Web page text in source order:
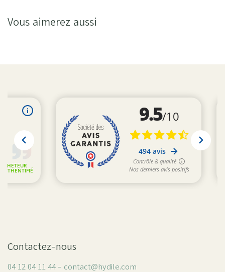
Vous aimerez aussi
Contactez-nous
04 12 04 11 44 - contact@hydile.com